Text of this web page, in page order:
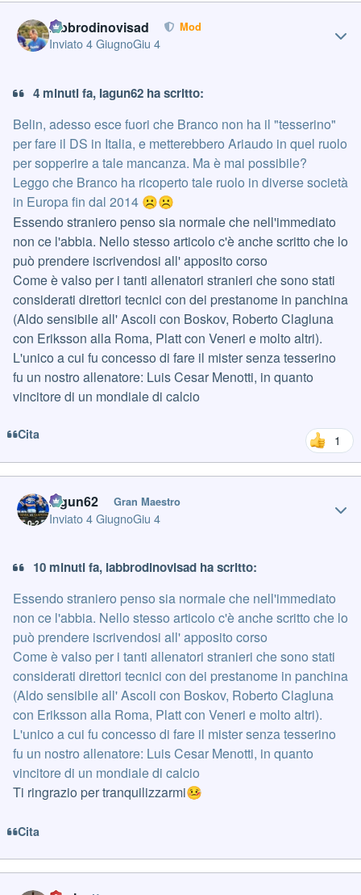
labbrodinovisad Mod
Inviato4 GiugnoGiu 4
4 minuti fa, Iagun62 ha scritto:
Belin, adesso esce fuori che Branco non ha il "tesserino"
per fare il DS in Italia, e metterebbero Ariaudo in quel ruolo
per sopperire a tale mancanza. Ma è mai possibile?
Leggo che Branco ha ricoperto tale ruolo in diverse società
in Europa fin dal 2014 ☹️☹️
Essendo straniero penso sia normale che nell'immediato
non ce l'abbia. Nello stesso articolo c'è anche scritto che lo
può prendere iscrivendosi all' apposito corso
Come è valso per i tanti allenatori stranieri che sono stati
considerati direttori tecnici con dei prestanome in panchina
(Aldo sensibile all' Ascoli con Boskov, Roberto Clagluna
con Eriksson alla Roma, Platt con Veneri e molto altri).
L'unico a cui fu concesso di fare il mister senza tesserino
fu un nostro allenatore: Luis Cesar Menotti, in quanto
vincitore di un mondiale di calcio
Cita 1
Iagun62 Gran Maestro
Inviato4 GiugnoGiu 4
10 minuti fa, labbrodinovisad ha scritto:
Essendo straniero penso sia normale che nell'immediato
non ce l'abbia. Nello stesso articolo c'è anche scritto che lo
può prendere iscrivendosi all' apposito corso
Come è valso per i tanti allenatori stranieri che sono stati
considerati direttori tecnici con dei prestanome in panchina
(Aldo sensibile all' Ascoli con Boskov, Roberto Clagluna
con Eriksson alla Roma, Platt con Veneri e molto altri).
L'unico a cui fu concesso di fare il mister senza tesserino
fu un nostro allenatore: Luis Cesar Menotti, in quanto
vincitore di un mondiale di calcio
Ti ringrazio per tranquilizzarmi🤒
Cita